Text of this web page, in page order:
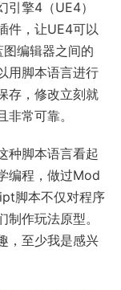
引擎4（UE4）
件，让UE4可以
编辑器之间的
用脚本语言进行
存，修改立刻就
常可靠。
种脚本语言看起
编程，做过Mod
脚本不仅对程序
作玩法原型。
，至少我是感兴